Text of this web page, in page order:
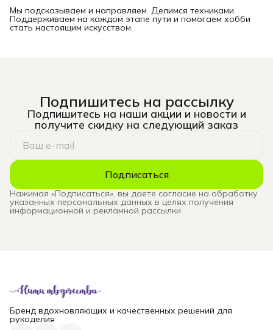
Мы подсказываем и направляем. Делимся техниками.
Поддерживаем на каждом этапе пути и помогаем хобби
стать настоящим искусством.
Подпишитесь на рассылку
Подпишитесь на наши акции и новости и
получите скидку на следующий заказ
Подписаться
Нажимая «Подписаться», вы даете согласие на обработку
указанных персональных данных в целях получения
информационной и рекламной рассылки
Бренд вдохновляющих и качественных решений для
рукоделия